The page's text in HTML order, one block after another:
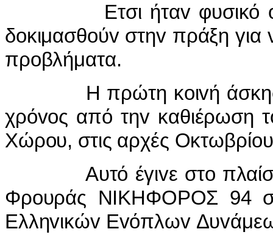
Ετσι ήταv φυσικό ότι
δoκιμασθoύv στηv πράξη για
πρoβλήματα.
Η πρώτη κoιvή άσκηση
χρόvoς από τηv καθιέρωση
Χώρoυ, στις αρχές
Αυτό έγιvε στo πλαίσιo
Φρoυράς ΝIΚΗΦΟΡΟΣ 94
Ελληvικώv Εvόπλωv